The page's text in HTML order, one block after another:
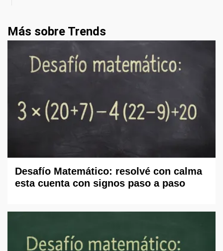
Más sobre Trends
Desafío Matemático: resolvé con calma
esta cuenta con signos paso a paso